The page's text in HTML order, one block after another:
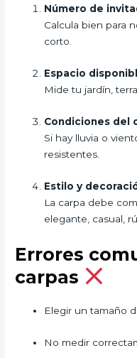
Número de
Calcula bien para
corto.
Espacio
Mide tu jardín,
Condiciones del
Si hay lluvia o
resistentes.
Estilo y
La carpa debe
elegante, casual,
Errores
carpas
Elegir un tamaño
No medir